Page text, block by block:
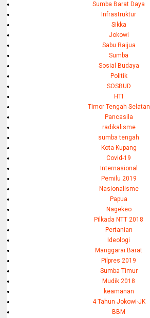
Sumba Barat Daya
Infrastruktur
Sikka
Jokowi
Sabu Raijua
Sumba
Sosial Budaya
Politik
SOSBUD
HTI
Timor Tengah Selatan
Pancasila
radikalisme
sumba tengah
Kota Kupang
Covid-19
Internasional
Pemilu 2019
Nasionalisme
Papua
Nagekeo
Pilkada NTT 2018
Pertanian
Ideologi
Manggarai Barat
Pilpres 2019
Sumba Timur
Mudik 2018
keamanan
4 Tahun Jokowi-JK
BBM